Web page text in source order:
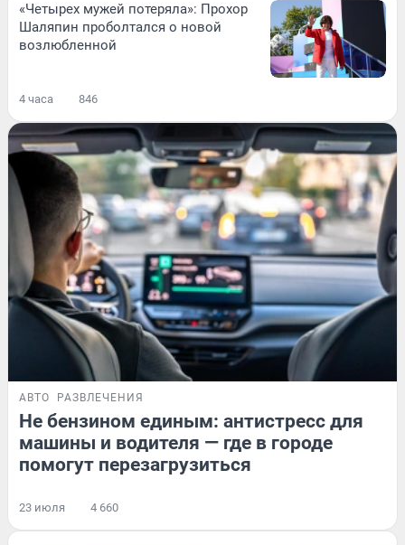
«Четырех мужей потеряла»: Прохор
Шаляпин проболтался о новой
возлюбленной
4 часа 846
АВТО РАЗВЛЕЧЕНИЯ
Не бензином единым: антистресс для
машины и водителя — где в городе
помогут перезагрузиться
23 июля 4 660